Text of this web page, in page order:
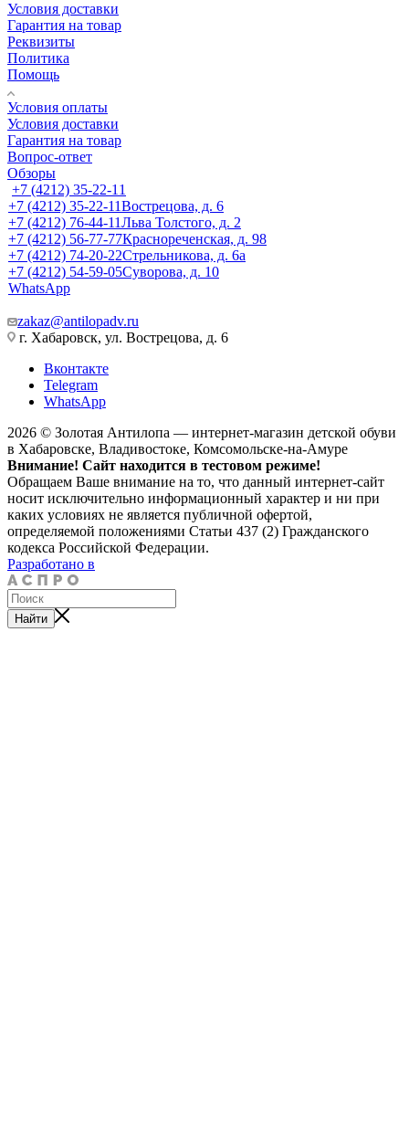
Условия доставки
Гарантия на товар
Реквизиты
Политика
Помощь
Условия оплаты
Условия доставки
Гарантия на товар
Вопрос-ответ
Обзоры
+7 (4212) 35-22-11
+7 (4212) 35-22-11Вострецова, д. 6
+7 (4212) 76-44-11Льва Толстого, д. 2
+7 (4212) 56-77-77Краснореченская, д. 98
+7 (4212) 74-20-22Стрельникова, д. 6а
+7 (4212) 54-59-05Суворова, д. 10
WhatsApp
zakaz@antilopadv.ru
г. Хабаровск, ул. Вострецова, д. 6
Вконтакте
Telegram
WhatsApp
2026 © Золотая Антилопа — интернет-магазин детской обуви
в Хабаровске, Владивостоке, Комсомольске-на-Амуре
Внимание! Сайт находится в тестовом режиме!
Обращаем Ваше внимание на то, что данный интернет-сайт
носит исключительно информационный характер и ни при
каких условиях не является публичной офертой,
определяемой положениями Статьи 437 (2) Гражданского
кодекса Российской Федерации.
Разработано в
Найти